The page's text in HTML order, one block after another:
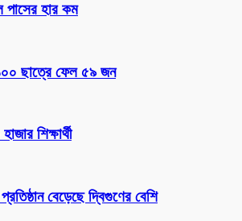
পাসের হার কম
ছাত্রে ফেল ৫৯ জন
শিক্ষার্থী
বেড়েছে দ্বিগুণের বেশি